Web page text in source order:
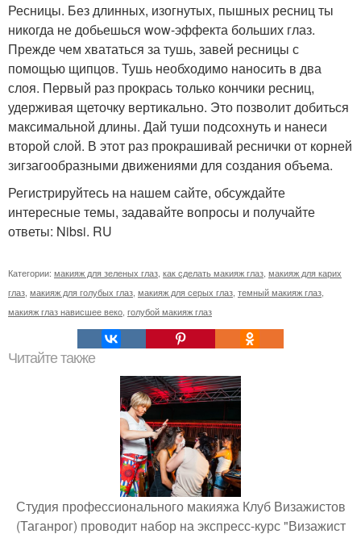
Ресницы. Без длинных, изогнутых, пышных ресниц ты
никогда не добьешься wow-эффекта больших глаз.
Прежде чем хвататься за тушь, завей ресницы с
помощью щипцов. Тушь необходимо наносить в два
слоя. Первый раз прокрась только кончики ресниц,
удерживая щеточку вертикально. Это позволит добиться
максимальной длины. Дай туши подсохнуть и нанеси
второй слой. В этот раз прокрашивай реснички от корней
зигзагообразными движениями для создания объема.
Регистрируйтесь на нашем сайте, обсуждайте
интересные темы, задавайте вопросы и получайте
ответы: Nibsi. RU
Категории: макияж для зеленых глаз как сделать макияж глаз макияж для карих
глаз макияж для голубых глаз макияж для серых глаз темный макияж глаз
макияж глаз нависшее веко голубой макияж глаз
Читайте также
Студия профессионального макияжа Клуб Визажистов
(Таганрог) проводит набор на экспресс-курс "Визажист